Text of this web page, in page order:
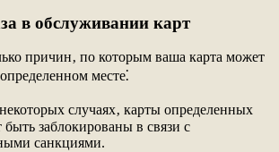
в обслуживании карт
причин‚ по которым ваша карта может
месте⁚
случаях‚ карты определенных
быть заблокированы в связи с
санкциями.